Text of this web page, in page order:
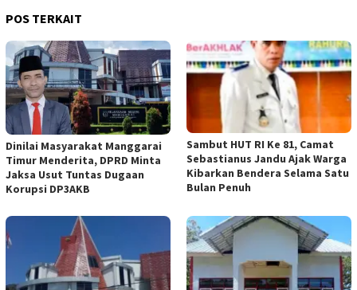
POS TERKAIT
Dinilai Masyarakat Manggarai
Timur Menderita, DPRD Minta
Jaksa Usut Tuntas Dugaan
Korupsi DP3AKB
Sambut HUT RI Ke 81, Camat
Sebastianus Jandu Ajak Warga
Kibarkan Bendera Selama Satu
Bulan Penuh